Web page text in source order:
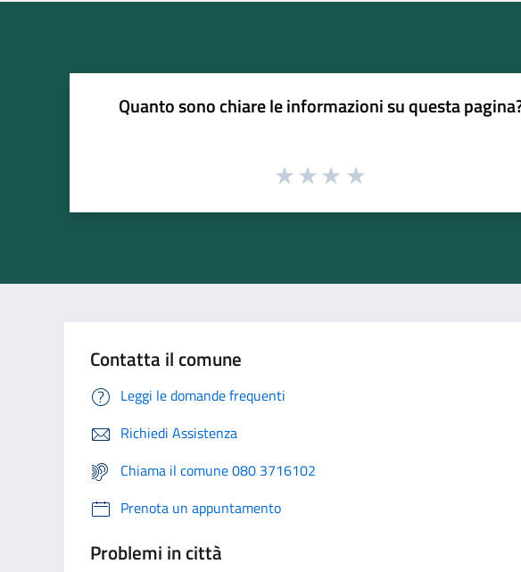
Quanto sono chiare le informazioni su questa
Contatta il comune
Leggi le domande frequenti
Richiedi Assistenza
Chiama il comune 080 3716102
Prenota un appuntamento
Problemi in città